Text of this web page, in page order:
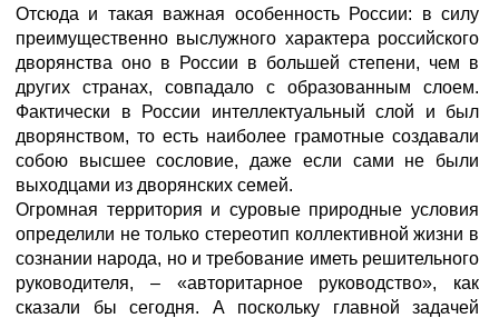
Отсюда и такая важная особенность России: в силу
преимущественно выслужного характера российского
дворянства оно в России в большей степени, чем в
других странах, совпадало с образованным слоем.
Фактически в России интеллектуальный слой и был
дворянством, то есть наиболее грамотные создавали
собою высшее сословие, даже если сами не были
выходцами из дворянских семей.
Огромная территория и суровые природные условия
определили не только стереотип коллективной жизни в
сознании народа, но и требование иметь решительного
руководителя, – «авторитарное руководство», как
сказали бы сегодня. А поскольку главной задачей